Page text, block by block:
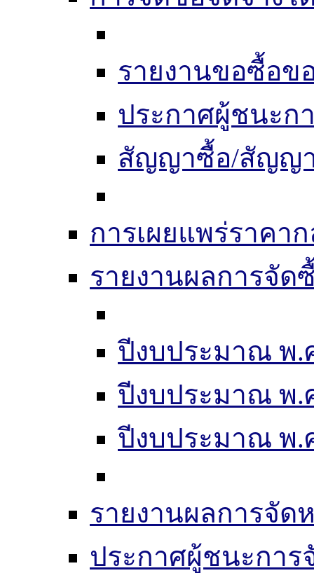
รายงานขอซื้อข
ประกาศผู้ชนะก
สัญญาซื้อ/สัญญ
การเผยแพร่ราคา
รายงานผลการจัด
ปีงบประมาณ พ.
ปีงบประมาณ พ.
ปีงบประมาณ พ.
รายงานผลการจั
ประกาศผู้ชนะการ